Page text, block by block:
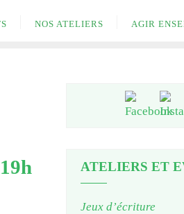
NOS ATELIERS AGIR
ATELIERS ET
Jeux d’écriture